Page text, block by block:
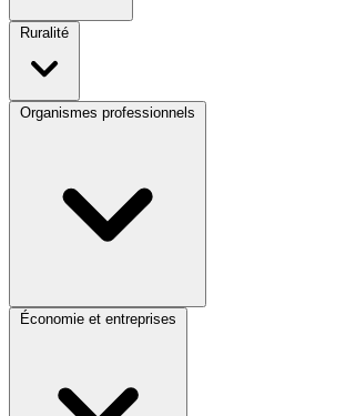
Ruralité
Organismes professionnels
Économie et entreprises